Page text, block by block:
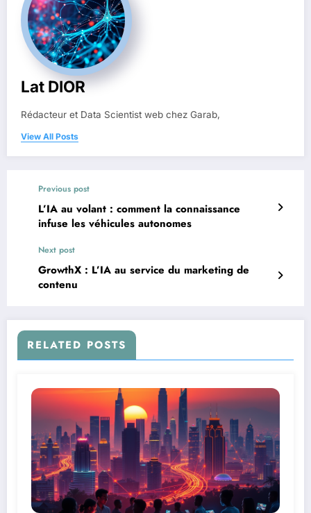
Lat DIOR
Rédacteur et Data Scientist web chez Garab,
View All Posts
Previous post
L’IA au volant : comment la connaissance
infuse les véhicules autonomes
Next post
GrowthX : L’IA au service du marketing de
contenu
RELATED POSTS